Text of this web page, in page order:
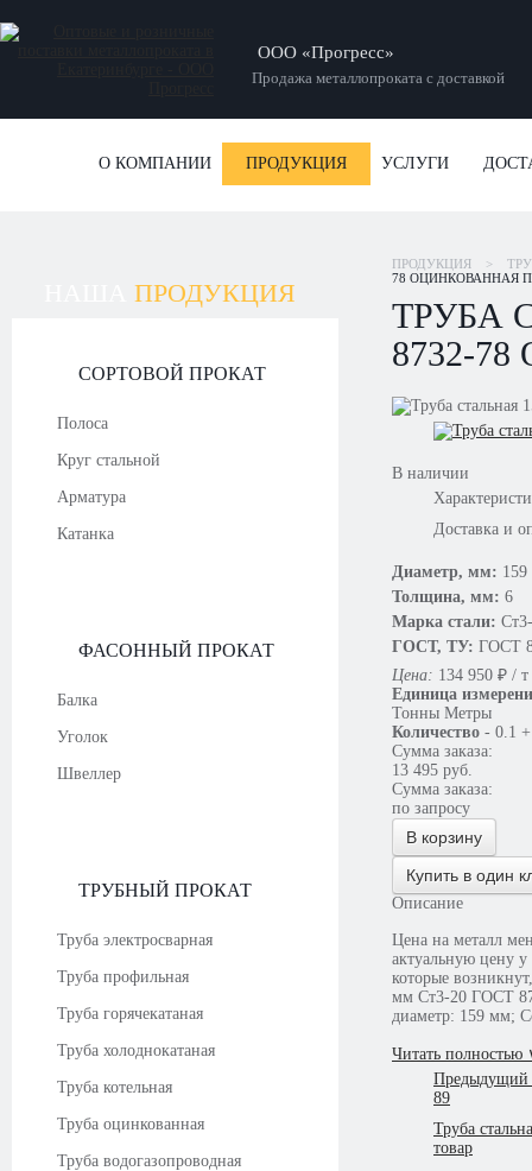
ООО «Прогресс»
Продажа металлопроката с доставкой
О КОМПАНИИ ПРОДУКЦИЯ УСЛУГИ
ПРОДУКЦИЯ
СОРТОВОЙ ПРОКАТ
Полоса
Круг стальной
Арматура
Катанка
ФАСОННЫЙ ПРОКАТ
Балка
Уголок
Швеллер
ТРУБНЫЙ ПРОКАТ
Труба электросварная
Труба профильная
Труба горячекатаная
Труба холоднокатаная
Труба котельная
Труба оцинкованная
Труба водогазопроводная
ПРОДУКЦИЯ >
78 ОЦИНКОВАННАЯ
ТРУБА
8732-
В наличии
Доставка и
Диаметр, мм: 159
Толщина, мм: 6
Марка стали:
ГОСТ, ТУ: ГОСТ
Цена: 134 950 ₽ / т
Единица
Тонны Метры
Количество - 0.1 +
Сумма заказа:
13 495 руб.
Сумма заказа:
по запросу
В корзину
Купить в один
Описание
Цена на металл
актуальную цену у консультантов. В случае необходимости наши сотрудники ответят на все вопросы,
которые
мм Ст3-20 ГОСТ 8732-78
диаметр: 159 мм;
Читать полностью
Предыдущий
89
Труба
товар